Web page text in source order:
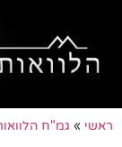
ראשי » גמ"ח